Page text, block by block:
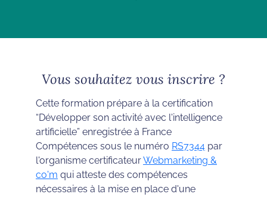
Vous souhaitez vous inscrire ?
Cette formation prépare à la certification
“Développer son activité avec l'intelligence
artificielle” enregistrée à France
Compétences sous le numéro RS7344 par
l'organisme certificateurWebmarketing &
co'm qui atteste des compétences
nécessaires à la mise en place d'une